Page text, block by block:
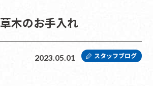
草木のお手入れ
2023.05.01 スタッフブログ